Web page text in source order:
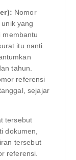
Nomor
yang
membantu
itu nanti.
tahun.
referensi
sejajar
tersebut
dokumen,
tersebut
referensi.